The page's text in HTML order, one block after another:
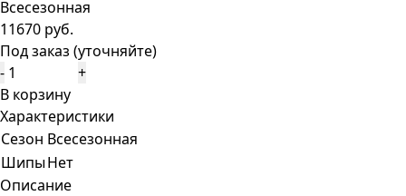
Всесезонная
11670 руб.
Под заказ (уточняйте)
-
+
В корзину
Характеристики
Сезон Всесезонная
ШипыНет
Описание